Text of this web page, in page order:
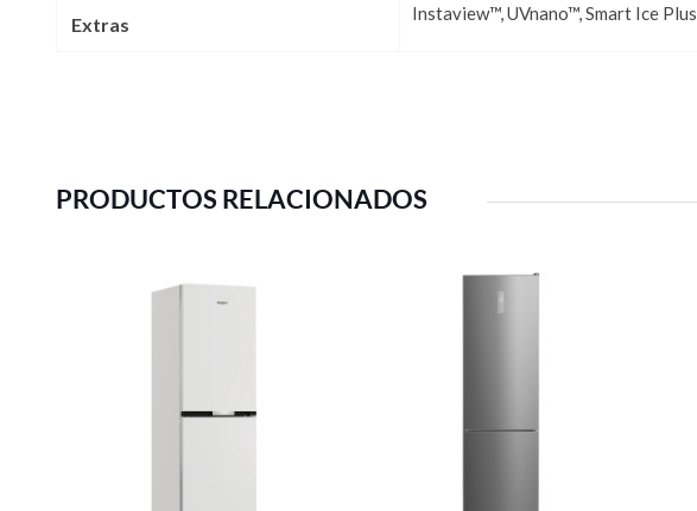
Extras Instaview™, UVnano™, Smart Ice Plus
PRODUCTOS RELACIONADOS